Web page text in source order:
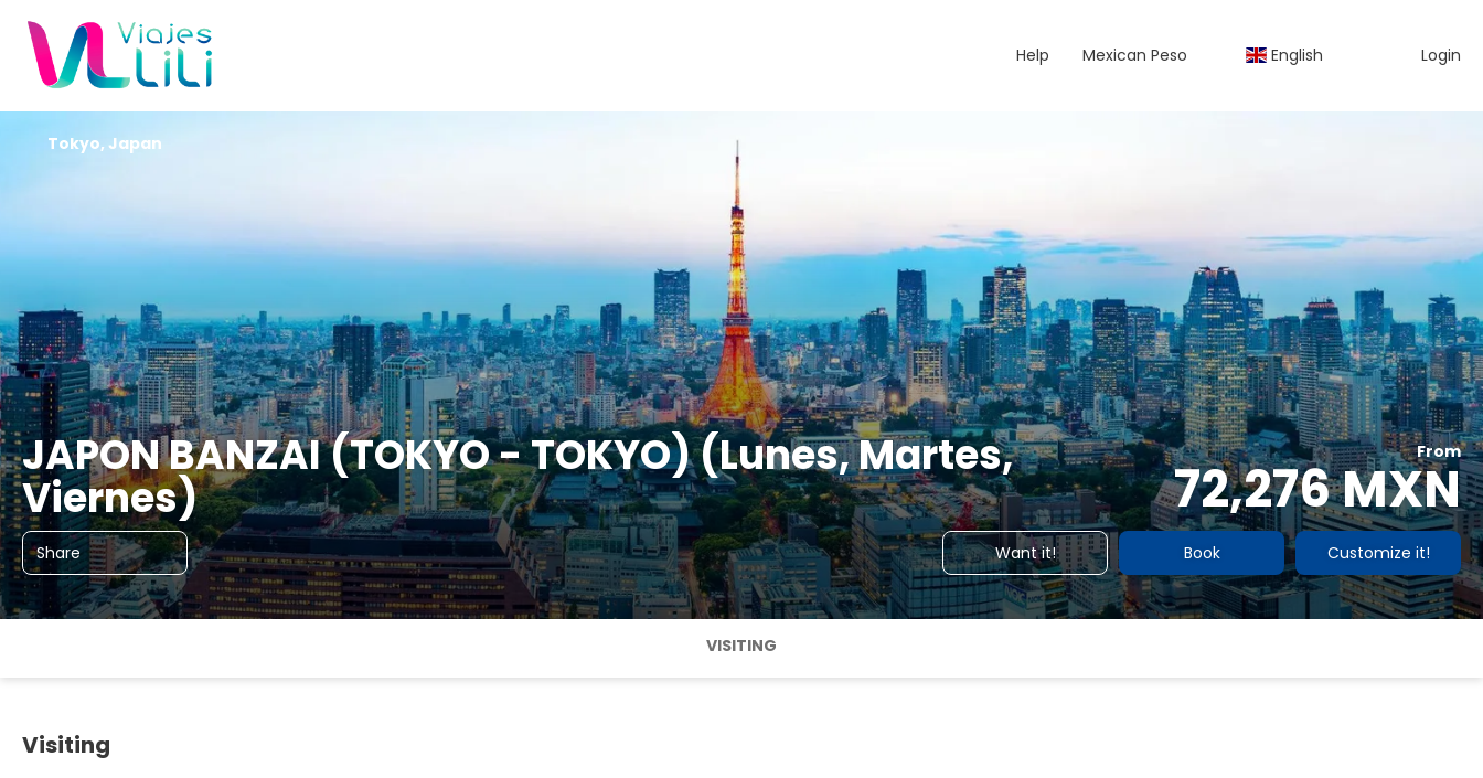
Help Mexican Peso English Login
JAPON BANZAI (TOKYO - TOKYO) (Lunes, Martes,
Viernes)
From
72,276 MXN
Share Want it! Book Customize it!
Tokyo, Japan
VISITING
Visiting